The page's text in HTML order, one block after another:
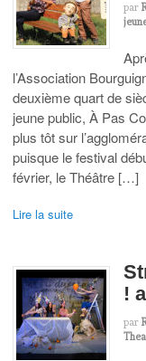
par
l’Association
deuxième quart de
jeune public, À Pas
plus tôt sur
puisque le festival
février, le Théâtre […]
Lire la suite
!
par